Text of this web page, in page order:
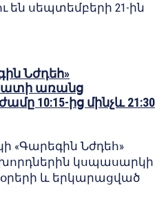
են սեպտեմբերի 21-ին
Նժդեհ»
առանց
10:15-ից մինչև 21:30
«Գարեգին Նժդեհ»
կսպասարկի
և երկարացված